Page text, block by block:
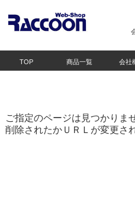
TOP 商品一覧 会社
ご指定のページは見つかりま
削除されたかＵＲＬが変更さ